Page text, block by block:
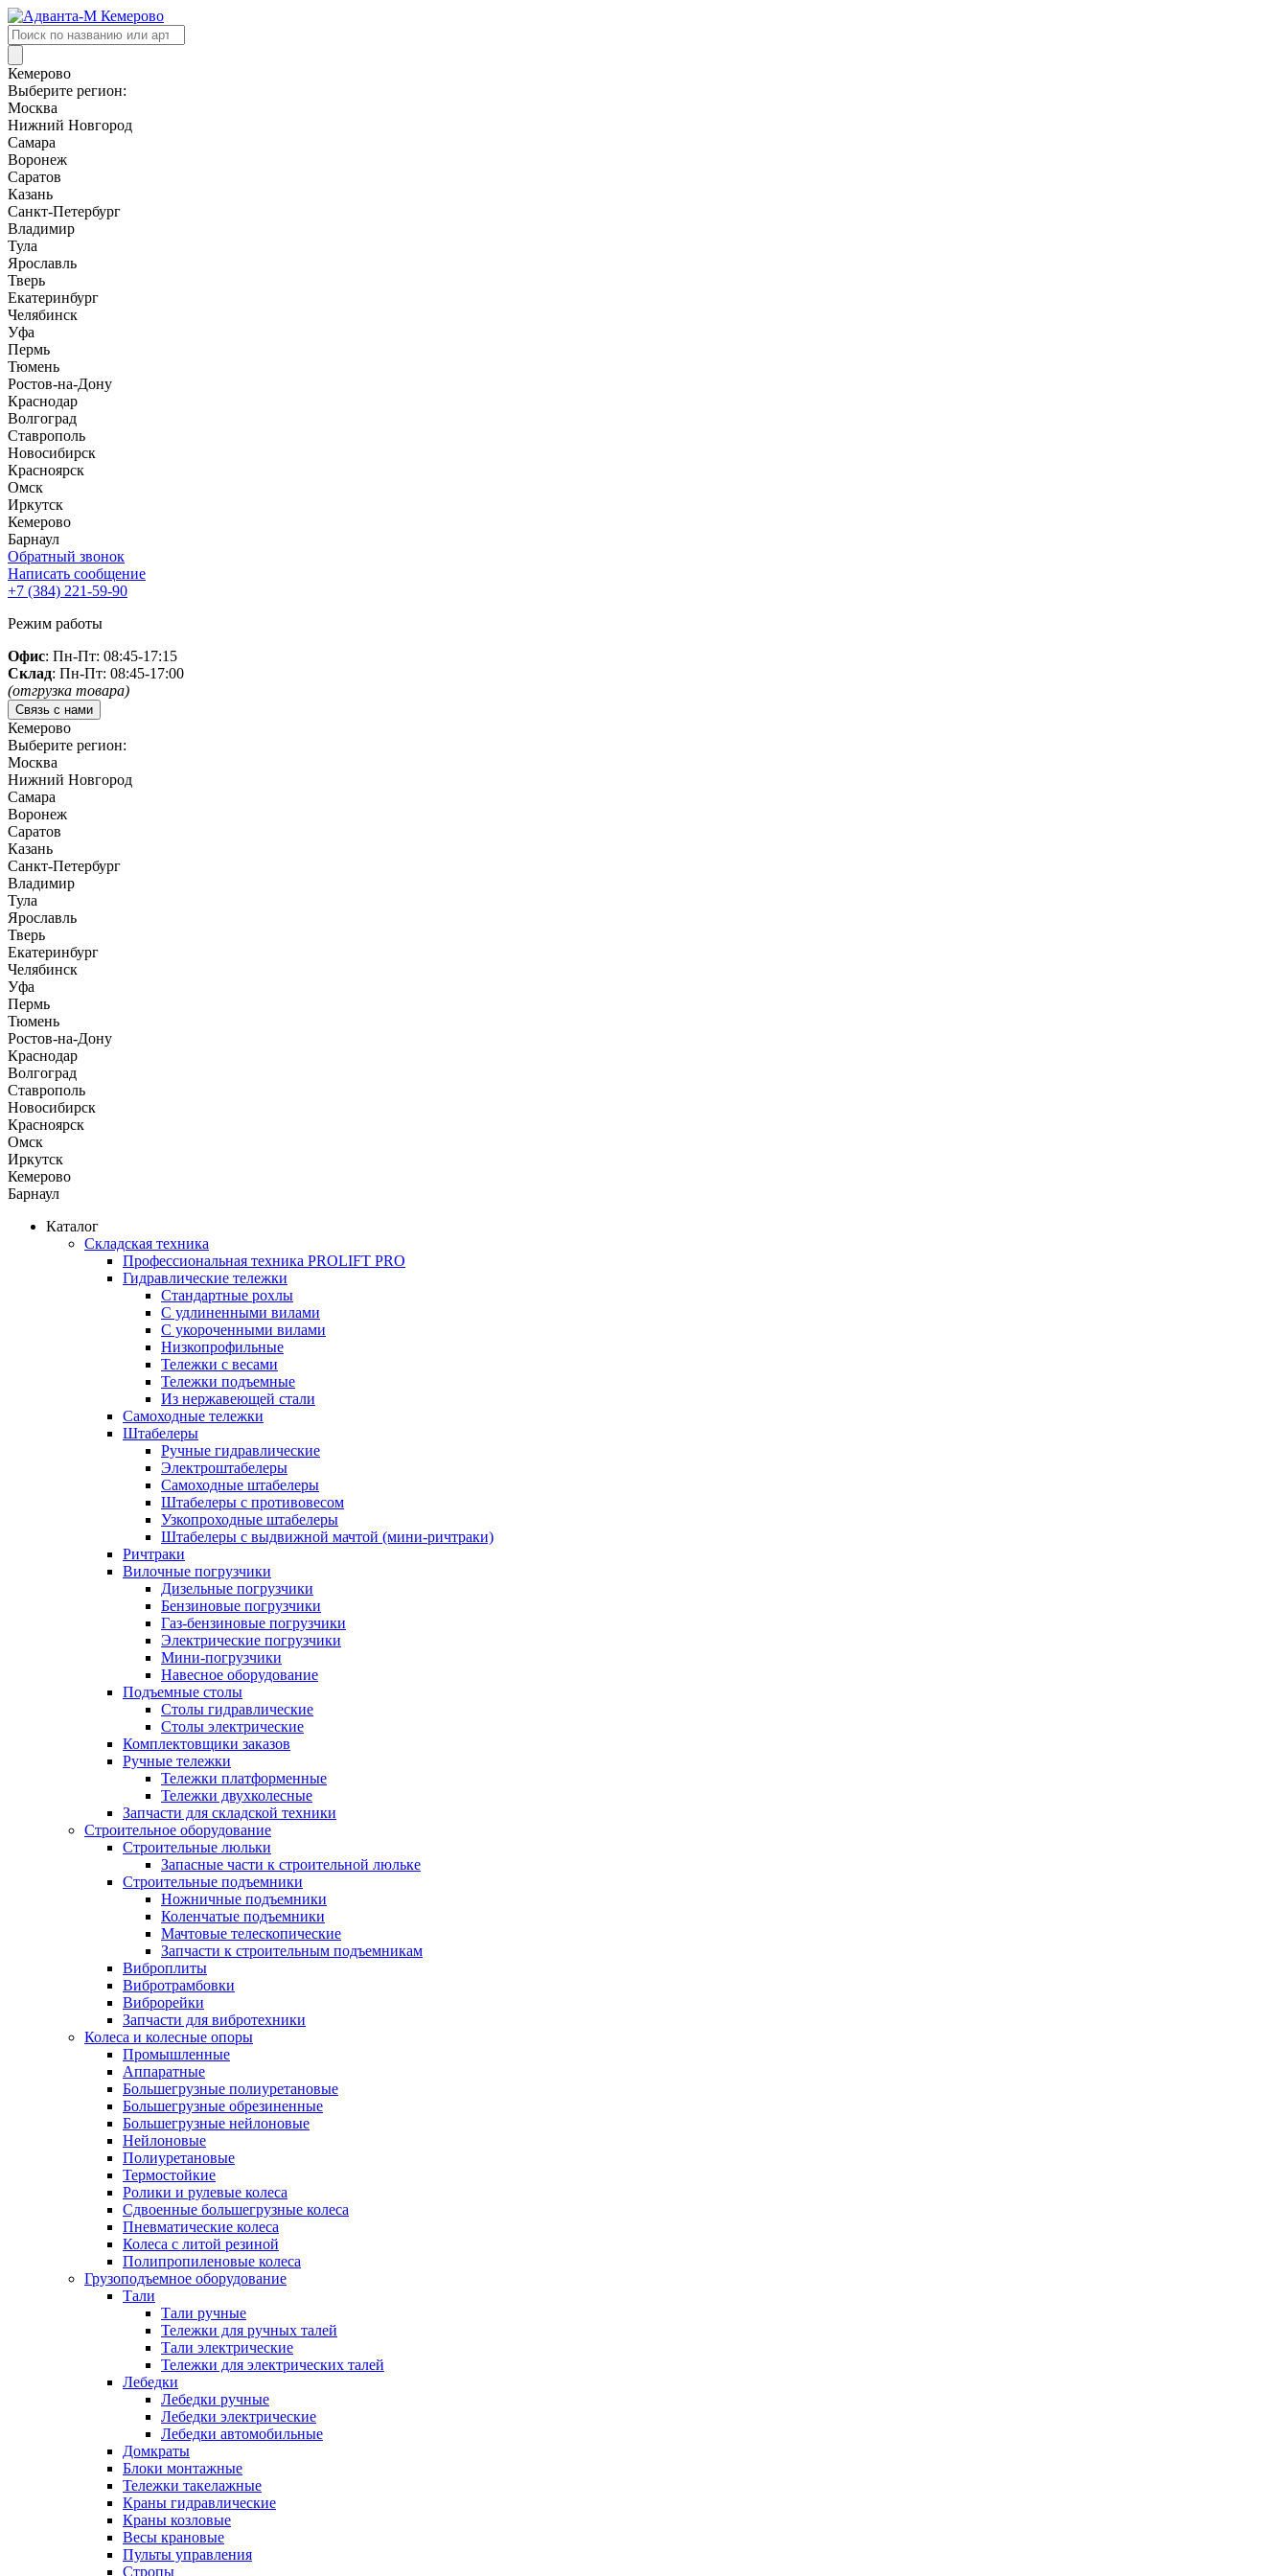
Поиск
товаров
Кемерово
Выберите регион:
Москва
Нижний Новгород
Самара
Воронеж
Саратов
Казань
Санкт-Петербург
Владимир
Тула
Ярославль
Тверь
Екатеринбург
Челябинск
Уфа
Пермь
Тюмень
Ростов-на-Дону
Краснодар
Волгоград
Ставрополь
Новосибирск
Красноярск
Омск
Иркутск
Кемерово
Барнаул
Обратный звонок
Написать сообщение
+7 (384) 221-59-90
Режим работы
Офис: Пн-Пт: 08:45-17:15
Склад: Пн-Пт: 08:45-17:00
(отгрузка товара)
Связь с нами
Кемерово
Выберите регион:
Москва
Нижний Новгород
Самара
Воронеж
Саратов
Казань
Санкт-Петербург
Владимир
Тула
Ярославль
Тверь
Екатеринбург
Челябинск
Уфа
Пермь
Тюмень
Ростов-на-Дону
Краснодар
Волгоград
Ставрополь
Новосибирск
Красноярск
Омск
Иркутск
Кемерово
Барнаул
Каталог
Складская техника
Профессиональная техника PROLIFT PRO
Гидравлические тележки
Стандартные рохлы
С удлиненными вилами
С укороченными вилами
Низкопрофильные
Тележки с весами
Тележки подъемные
Из нержавеющей стали
Самоходные тележки
Штабелеры
Ручные гидравлические
Электроштабелеры
Самоходные штабелеры
Штабелеры с противовесом
Узкопроходные штабелеры
Штабелеры с выдвижной мачтой (мини-ричтраки)
Ричтраки
Вилочные погрузчики
Дизельные погрузчики
Бензиновые погрузчики
Газ-бензиновые погрузчики
Электрические погрузчики
Мини-погрузчики
Навесное оборудование
Подъемные столы
Столы гидравлические
Столы электрические
Комплектовщики заказов
Ручные тележки
Тележки платформенные
Тележки двухколесные
Запчасти для складской техники
Строительное оборудование
Строительные люльки
Запасные части к строительной люльке
Строительные подъемники
Ножничные подъемники
Коленчатые подъемники
Мачтовые телескопические
Запчасти к строительным подъемникам
Виброплиты
Вибротрамбовки
Виброрейки
Запчасти для вибротехники
Колеса и колесные опоры
Промышленные
Аппаратные
Большегрузные полиуретановые
Большегрузные обрезиненные
Большегрузные нейлоновые
Нейлоновые
Полиуретановые
Термостойкие
Ролики и рулевые колеса
Сдвоенные большегрузные колеса
Пневматические колеса
Колеса с литой резиной
Полипропиленовые колеса
Грузоподъемное оборудование
Тали
Тали ручные
Тележки для ручных талей
Тали электрические
Тележки для электрических талей
Лебедки
Лебедки ручные
Лебедки электрические
Лебедки автомобильные
Домкраты
Блоки монтажные
Тележки такелажные
Краны гидравлические
Краны козловые
Весы крановые
Пульты управления
Стропы